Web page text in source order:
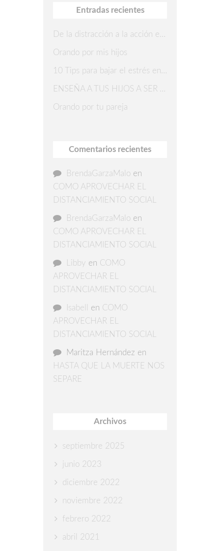
Entradas recientes
De la distracción a la acción en 7 pasos
Orando por mis hijos
10 Tips para bajar el estrés en Navidad
ENSEÑA A TUS HIJOS A SER AGRADECIDOS
Orando por tu pareja
Comentarios recientes
BrendaGarzaMalo en
COMO APROVECHAR EL
DISTANCIAMIENTO SOCIAL
BrendaGarzaMalo en
COMO APROVECHAR EL
DISTANCIAMIENTO SOCIAL
Libby en COMO
APROVECHAR EL
DISTANCIAMIENTO SOCIAL
Isabell en COMO
APROVECHAR EL
DISTANCIAMIENTO SOCIAL
Maritza Hernández en
HASTA QUE LA MUERTE NOS
SEPARE
Archivos
septiembre 2025
junio 2023
diciembre 2022
noviembre 2022
febrero 2022
abril 2021